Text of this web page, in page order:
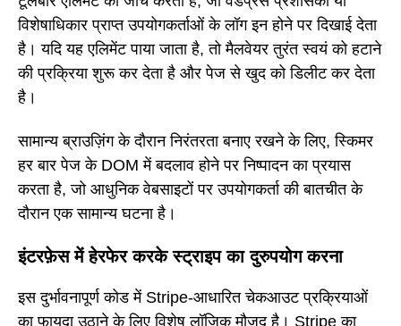
विशेषाधिकार प्राप्त उपयोगकर्ताओं के लॉग इन होने पर दिखाई देता
है। यदि यह एलिमेंट पाया जाता है, तो मैलवेयर तुरंत स्वयं को हटाने
की प्रक्रिया शुरू कर देता है और पेज से खुद को डिलीट कर देता
है।
सामान्य ब्राउज़िंग के दौरान निरंतरता बनाए रखने के लिए, स्किमर
हर बार पेज के DOM में बदलाव होने पर निष्पादन का प्रयास
करता है, जो आधुनिक वेबसाइटों पर उपयोगकर्ता की बातचीत के
दौरान एक सामान्य घटना है।
इंटरफ़ेस में हेरफेर करके स्ट्राइप का दुरुपयोग करना
इस दुर्भावनापूर्ण कोड में Stripe-आधारित चेकआउट प्रक्रियाओं
का फायदा उठाने के लिए विशेष लॉजिक मौजूद है। Stripe का